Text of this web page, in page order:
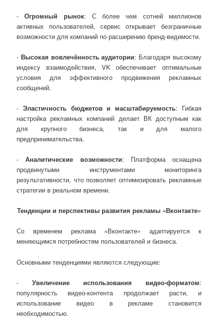
-Огромный рынок: С более чем сотней миллионов
активных пользователей, сервис открывает безграничные
возможности для компаний по расширению бренд-видимости.
- Высокая вовлечённость аудитории: Благодаря высокому
индексу взаимодействия, VK обеспечивает оптимальные
условия для эффективного продвижения рекламных
сообщений.
- Эластичность бюджетов и масштабируемость: Гибкая
настройка рекламных компаний делает ВК доступным как
для крупного бизнеса, так и для малого
предпринимательства.
-Аналитические возможности: Платформа оснащена
продвинутыми инструментами мониторинга
результативности, что позволяет оптимизировать рекламные
стратегии в реальном времени.
Тенденции и перспективы развития рекламы «Вконтакте»
Со временем реклама «Вконтакте» адаптируется к
меняющимся потребностям пользователей и бизнеса.
Основными тенденциями являются следующие:
-Увеличение использования видео-форматом:
популярность видео-контента продолжает расти, и
использование видео в рекламе становится
необходимостью.